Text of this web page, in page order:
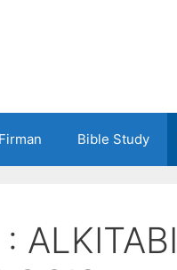
Bible Study